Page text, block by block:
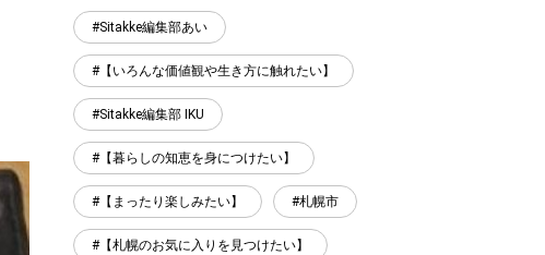
Sitakke編集部あい
【いろんな価値観や生き方に触れたい】
Sitakke編集部 IKU
【暮らしの知恵を身につけたい】
【まったり楽しみたい】 札幌市
【札幌のお気に入りを見つけたい】